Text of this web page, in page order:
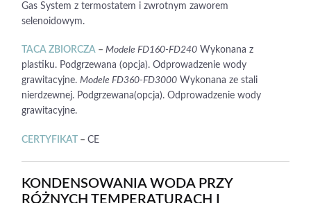
Gas System z termostatem i zwrotnym zaworem
selenoidowym.
TACA ZBIORCZA –Modele FD160-FD240 Wykonana z
plastiku. Podgrzewana (opcja). Odprowadzenie wody
grawitacyjne.Modele FD360-FD3000 Wykonana ze stali
nierdzewnej. Podgrzewana(opcja). Odprowadzenie wody
grawitacyjne.
CERTYFIKAT –CE
KONDENSOWANIA WODA PRZY
RÓŻNYCH TEMPERATURACH I